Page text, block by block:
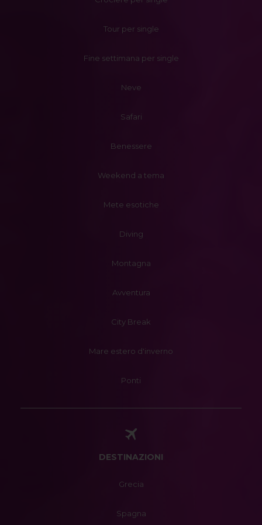
Tour per single
Fine settimana per single
Neve
Safari
Benessere
Weekend a tema
Mete esotiche
Diving
Montagna
Avventura
City Break
Mare estero d'inverno
Ponti
DESTINAZIONI
Grecia
Spagna